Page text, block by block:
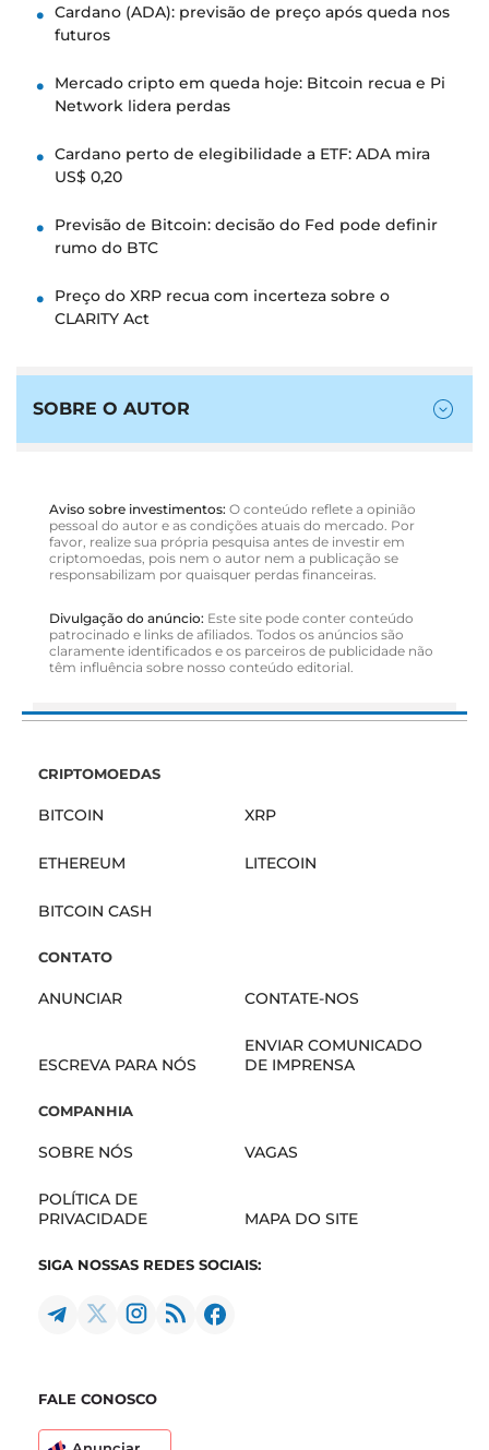
Cardano (ADA): previsão de preço após queda nos
futuros
Mercado cripto em queda hoje: Bitcoin recua e Pi
Network lidera perdas
Cardano perto de elegibilidade a ETF: ADA mira
US$ 0,20
Previsão de Bitcoin: decisão do Fed pode definir
rumo do BTC
Preço do XRP recua com incerteza sobre o
CLARITY Act
SOBRE O AUTOR
Aviso sobre investimentos: O conteúdo reflete a opinião
pessoal do autor e as condições atuais do mercado. Por
favor, realize sua própria pesquisa antes de investir em
criptomoedas, pois nem o autor nem a publicação se
responsabilizam por quaisquer perdas financeiras.
Divulgação do anúncio: Este site pode conter conteúdo
patrocinado e links de afiliados. Todos os anúncios são
claramente identificados e os parceiros de publicidade não
têm influência sobre nosso conteúdo editorial.
CRIPTOMOEDAS
BITCOIN XRP
ETHEREUM LITECOIN
BITCOIN CASH
CONTATO
ANUNCIAR CONTATE-NOS
ESCREVA PARA NÓS
ENVIAR COMUNICADO
DE IMPRENSA
COMPANHIA
SOBRE NÓS VAGAS
POLÍTICA DE
PRIVACIDADE
MAPA DO SITE
SIGA NOSSAS REDES SOCIAIS:
FALE CONOSCO